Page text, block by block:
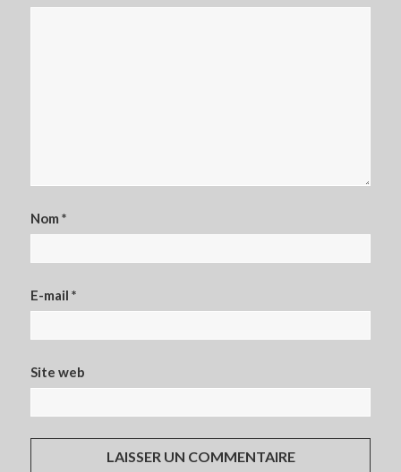
Nom*
E-mail*
Site web